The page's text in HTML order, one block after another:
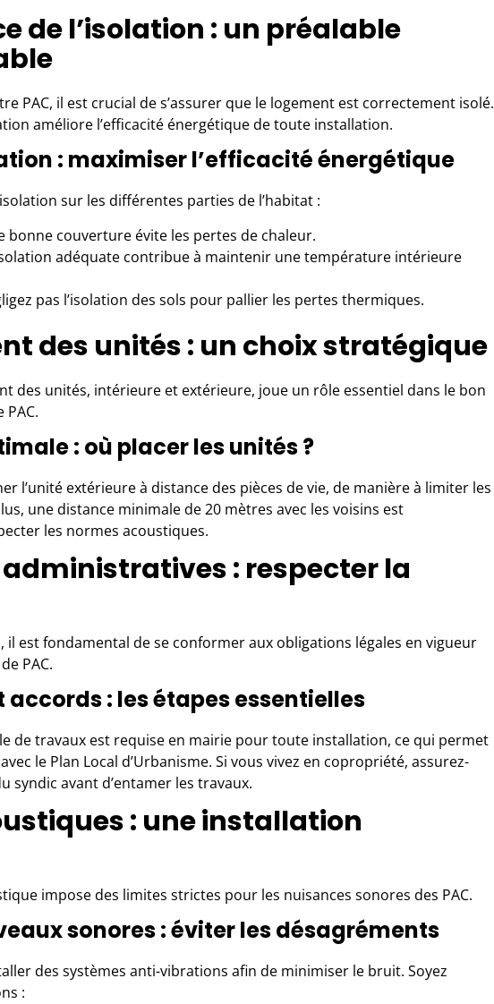
de l’isolation : un préalable
PAC, il est crucial de s’assurer que le logement est correctement isolé.
améliore l’efficacité énergétique de toute installation.
: maximiser l’efficacité énergétique
sur les différentes parties de l’habitat :
bonne couverture évite les pertes de chaleur.
adéquate contribue à maintenir une température intérieure
pas l’isolation des sols pour pallier les pertes thermiques.
des unités : un choix stratégique
des unités, intérieure et extérieure, joue un rôle essentiel dans le bon
: où placer les unités ?
l’unité extérieure à distance des pièces de vie, de manière à limiter les
une distance minimale de 20 mètres avec les voisins est
les normes acoustiques.
: respecter la
est fondamental de se conformer aux obligations légales en vigueur
PAC.
: les étapes essentielles
de travaux est requise en mairie pour toute installation, ce qui permet
le Plan Local d’Urbanisme. Si vous vivez en copropriété, assurez-
syndic avant d’entamer les travaux.
: une installation
impose des limites strictes pour les nuisances sonores des PAC.
sonores : éviter les désagréments
des systèmes anti-vibrations afin de minimiser le bruit. Soyez
: